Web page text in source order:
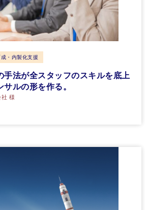
・内製化支援
手法が全スタッフのスキルを底上
ルの形を作る。
社 様